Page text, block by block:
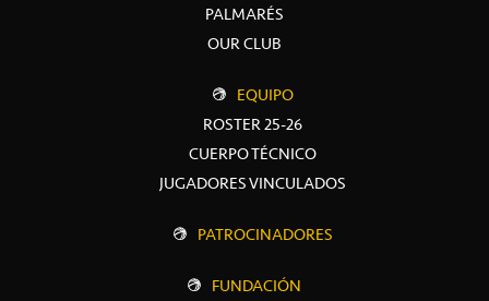
PALMARÉS
OUR CLUB
EQUIPO
ROSTER 25-26
CUERPO TÉCNICO
JUGADORES VINCULADOS
PATROCINADORES
FUNDACIÓN